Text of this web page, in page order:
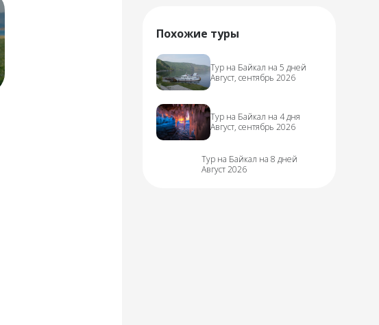
Похожие туры
Тур на Байкал на 5 дней
Август, сентябрь 2026
Тур на Байкал на 4 дня
Август, сентябрь 2026
Тур на Байкал на 8 дней
Август 2026